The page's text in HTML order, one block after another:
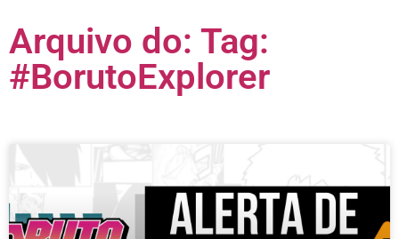
Arquivo do: Tag:
#BorutoExplorer